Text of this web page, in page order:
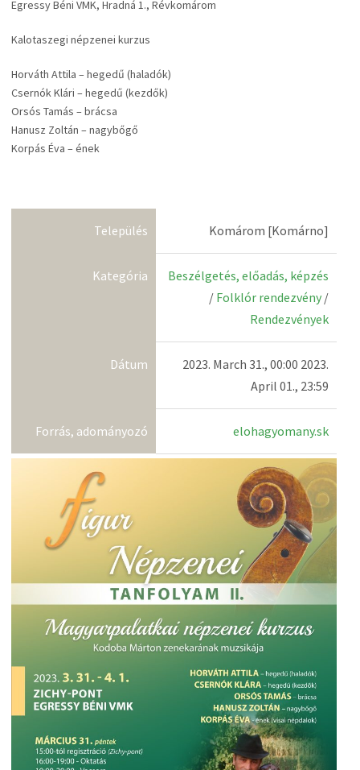
Egressy Béni VMK, Hradná 1., Révkomárom
Kalotaszegi népzenei kurzus
Horváth Attila – hegedű (haladók)
Csernók Klári – hegedű (kezdők)
Orsós Tamás – brácsa
Hanusz Zoltán – nagybőgő
Korpás Éva – ének
Település Komárom [Komárno]
Kategória
Beszélgetés, előadás, képzés
/ Folklór rendezvény /
Rendezvények
Dátum
2023. March 31., 00:00 2023.
April 01., 23:59
Forrás, adományozó elohagyomany.sk